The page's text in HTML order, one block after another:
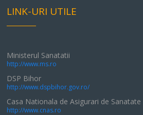
LINK-URI UTILE
Ministerul Sanatatii
http://www.ms.ro
DSP Bihor
http://www.dspbihor.gov.ro/
Casa Nationala de Asigurari de Sanatate
http://www.cnas.ro